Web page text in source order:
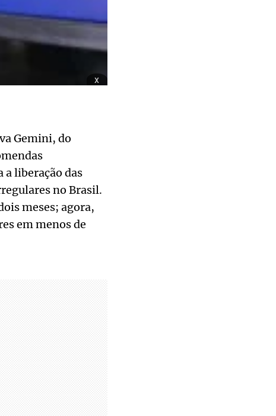
x
Gemini, do
a liberação das
no Brasil.
meses; agora,
em menos de